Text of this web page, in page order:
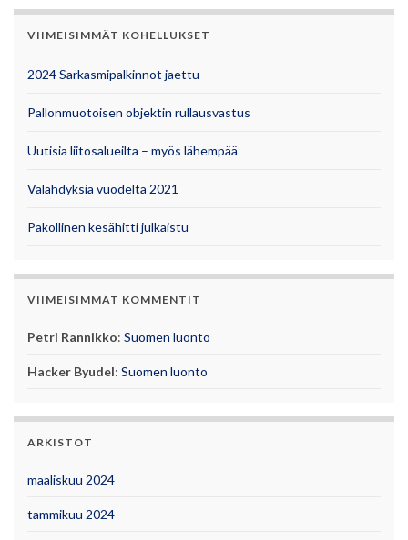
VIIMEISIMMÄT KOHELLUKSET
2024 Sarkasmipalkinnot jaettu
Pallonmuotoisen objektin rullausvastus
Uutisia liitosalueilta – myös lähempää
Välähdyksiä vuodelta 2021
Pakollinen kesähitti julkaistu
VIIMEISIMMÄT KOMMENTIT
Petri Rannikko: Suomen luonto
Hacker Byudel: Suomen luonto
ARKISTOT
maaliskuu 2024
tammikuu 2024